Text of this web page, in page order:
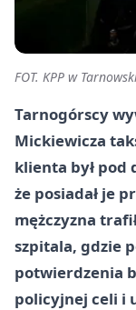
FOT. KPP w
Tarnogórscy
Mickiewicza
klienta był pod
że posiadał je
mężczyzna
szpitala, gdzie
potwierdzenia
policyjnej celi i